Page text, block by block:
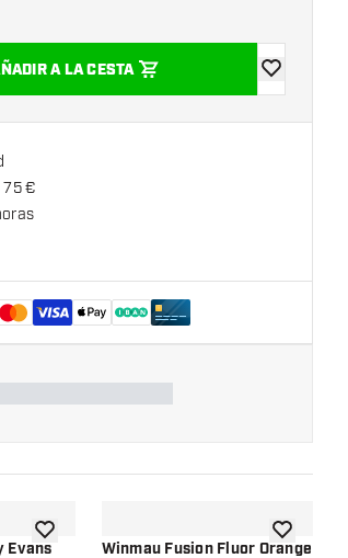
A LA CESTA
añadir a la
75 €
Evansañadir a la lista de deseos
Winmau Fusion Fluor Orange
añadir a la